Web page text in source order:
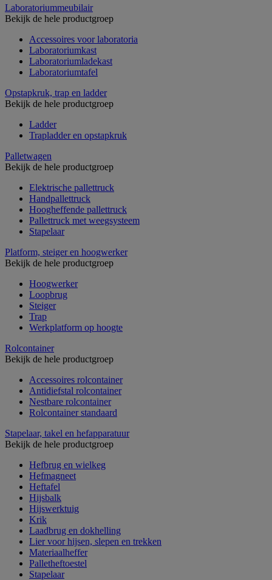
Laboratoriummeubilair
Bekijk de hele productgroep
Accessoires voor laboratoria
Laboratoriumkast
Laboratoriumladekast
Laboratoriumtafel
Opstapkruk, trap en ladder
Bekijk de hele productgroep
Ladder
Trapladder en opstapkruk
Palletwagen
Bekijk de hele productgroep
Elektrische pallettruck
Handpallettruck
Hoogheffende pallettruck
Pallettruck met weegsysteem
Stapelaar
Platform, steiger en hoogwerker
Bekijk de hele productgroep
Hoogwerker
Loopbrug
Steiger
Trap
Werkplatform op hoogte
Rolcontainer
Bekijk de hele productgroep
Accessoires rolcontainer
Antidiefstal rolcontainer
Nestbare rolcontainer
Rolcontainer standaard
Stapelaar, takel en hefapparatuur
Bekijk de hele productgroep
Hefbrug en wielkeg
Hefmagneet
Heftafel
Hijsbalk
Hijswerktuig
Krik
Laadbrug en dokhelling
Lier voor hijsen, slepen en trekken
Materiaalheffer
Palletheftoestel
Stapelaar